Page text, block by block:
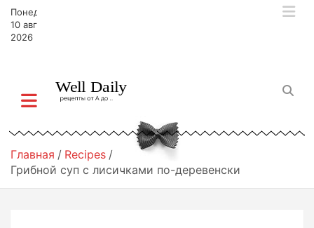
Понедельник,
10 августа,
2026
Главная
Recipes
Грибной суп с лисичками по-деревенски